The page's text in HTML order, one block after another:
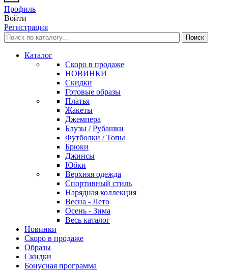
Профиль
Войти
Регистрация
Каталог
Скоро в продаже
НОВИНКИ
Скидки
Готовые образы
Платья
Жакеты
Джемпера
Блузы / Рубашки
Футболки / Топы
Брюки
Джинсы
Юбки
Верхняя одежда
Спортивный стиль
Нарядная коллекция
Весна - Лето
Осень - Зима
Весь каталог
Новинки
Скоро в продаже
Образы
Скидки
Бонусная программа